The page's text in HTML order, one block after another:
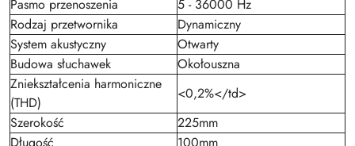
Pasmo przenoszenia
5 - 36000 Hz
Rodzaj przetwornika
Dynamiczny
System akustyczny
Otwarty
Budowa słuchawek
Okołouszna
Zniekształcenia harmoniczne
(THD)
<0,2%</td>
Szerokość
225mm